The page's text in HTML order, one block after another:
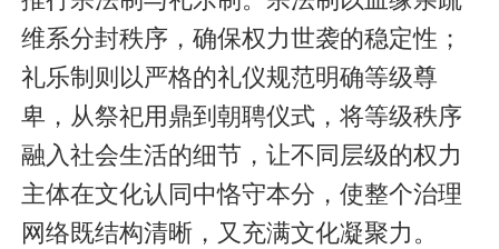
维系分封秩序，确保权力世袭的稳定性；
礼乐制则以严格的礼仪规范明确等级尊
卑，从祭祀用鼎到朝聘仪式，将等级秩序
融入社会生活的细节，让不同层级的权力
主体在文化认同中恪守本分，使整个治理
网络既结构清晰，又充满文化凝聚力。